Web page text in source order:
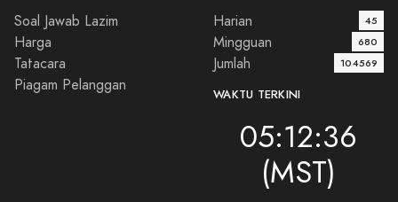
Soal Jawab Lazim
Harga
Tatacara
Piagam Pelanggan
Harian 45
Mingguan 680
Jumlah 104569
WAKTU TERKINI
05:12:36
(MST)